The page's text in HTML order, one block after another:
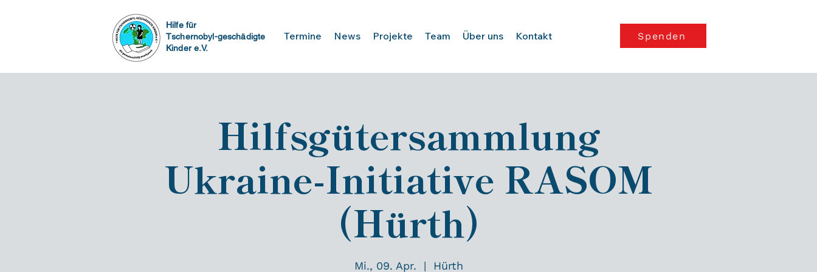
Hilfe für
Tschernobyl-geschädigte
Kinder e.V.
Termine News Projekte Team Über uns Kontakt Spenden
Hilfsgütersammlung
Ukraine-Initiative RASOM
(Hürth)
Mi., 09. Apr.
  |
Hürth